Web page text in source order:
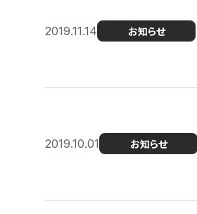
2019.11.14 お知らせ
2019.10.01 お知らせ